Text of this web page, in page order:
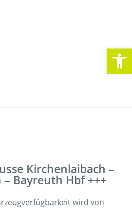
Kirchenlaibach –
Bayreuth Hbf +++
wird von